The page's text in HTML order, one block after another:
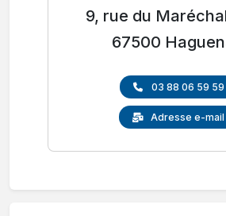
9, rue du
67500
03 88 06 59 59
Adresse e-mail